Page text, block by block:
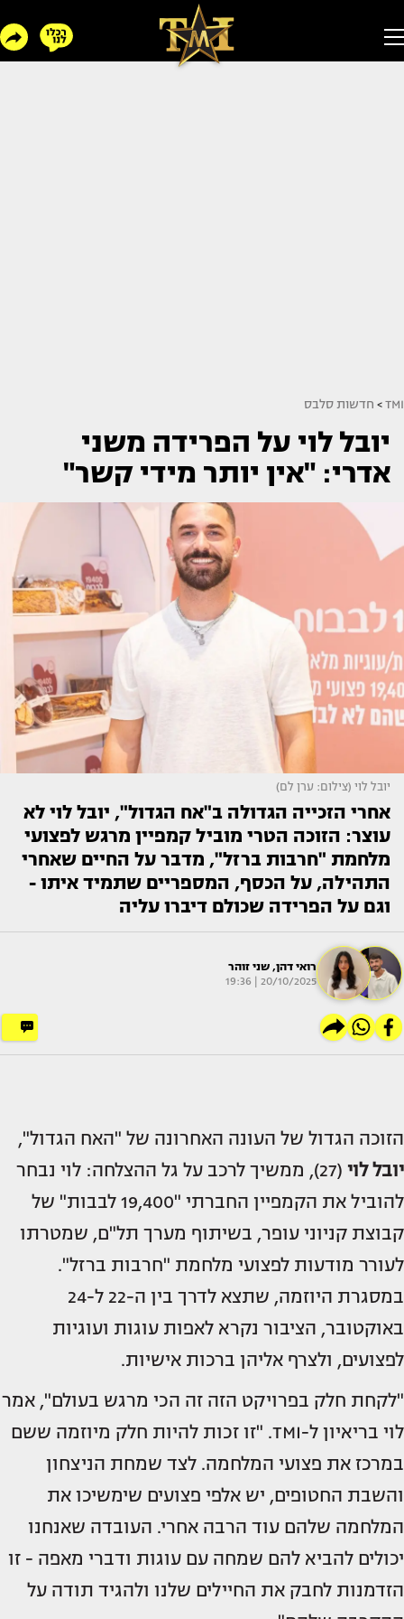
TMI
> חדשות סלבס
יובל לוי על הפרידה משני
אדרי: "אין יותר מידי קשר"
יובל לוי (צילום: ערן לם)
אחרי הזכייה הגדולה ב"אח הגדול", יובל לוי לא
עוצר: הזוכה הטרי מוביל קמפיין מרגש לפצועי
מלחמת "חרבות ברזל", מדבר על החיים שאחרי
התהילה, על הכסף, המספריים שתמיד איתו -
וגם על הפרידה שכולם דיברו עליה
רואי דהן, שני זוהר
20/10/2025 | 19:36
הזוכה הגדול של העונה האחרונה של "האח הגדול",
יובל לוי
(27), ממשיך לרכב על גל ההצלחה: לוי נבחר
להוביל את הקמפיין החברתי "19,400 לבבות" של
קבוצת קניוני עופר, בשיתוף מערך תל"ם, שמטרתו
לעורר מודעות לפצועי מלחמת "חרבות ברזל".
במסגרת היוזמה, שתצא לדרך בין ה-22 ל-24
באוקטובר, הציבור נקרא לאפות עוגות ועוגיות
לפצועים, ולצרף אליהן ברכות אישיות.
"לקחת חלק בפרויקט הזה זה הכי מרגש בעולם", אמר
לוי בריאיון ל-TMI. "זו זכות להיות חלק מיוזמה ששם
במרכז את פצועי המלחמה. לצד שמחת הניצחון
והשבת החטופים, יש אלפי פצועים שימשיכו את
המלחמה שלהם עוד הרבה אחרי. העובדה שאנחנו
יכולים להביא להם שמחה עם עוגות ודברי מאפה - זו
הזדמנות לחבק את החיילים שלנו ולהגיד תודה על